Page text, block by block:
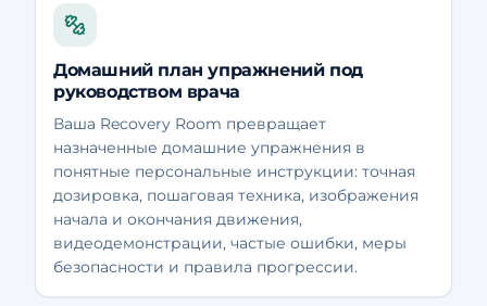
Домашний план упражнений под
руководством врача
Ваша Recovery Room превращает
назначенные домашние упражнения в
понятные персональные инструкции: точная
дозировка, пошаговая техника, изображения
начала и окончания движения,
видеодемонстрации, частые ошибки, меры
безопасности и правила прогрессии.